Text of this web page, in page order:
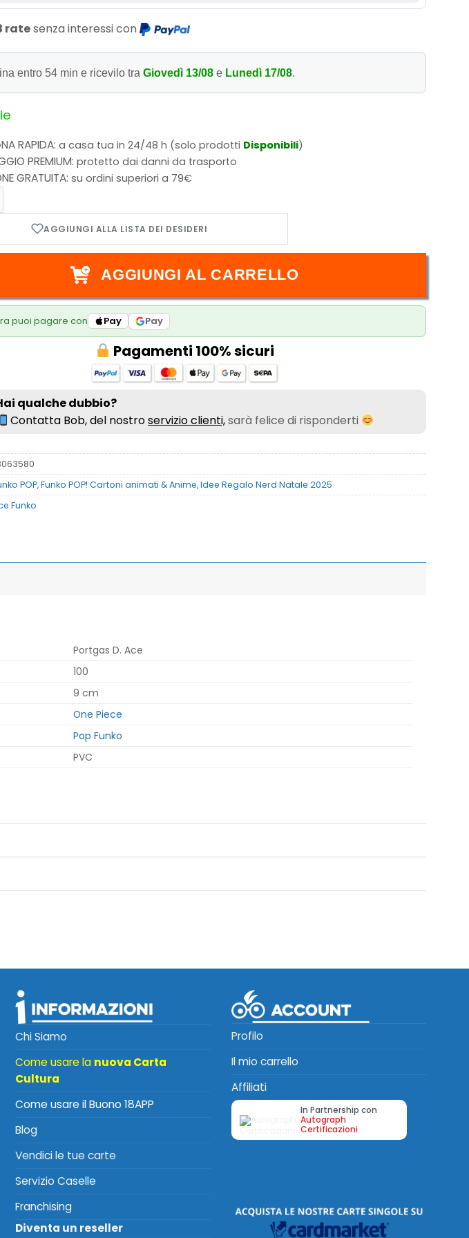
ratesenza interessi con
entro 54 min e ricevilo tra Giovedì 13/08e Lunedì 17/08.
RAPIDA: a casa tua in 24/48 h (solo prodotti Disponibili)
PREMIUM: protetto dai danni da trasporto
GRATUITA: su ordini superiori a 79€
Animation: One Piece - Portgas D. Ace 100 quantità
AGGIUNGI AL CARRELLO
puoi pagare con Pay Pay
Pagamenti 100% sicuri
qualche dubbio?
Contatta Bob, del nostroservizio clienti,sarà felice di risponderti
POP,Funko POP! Cartoni animati & Anime,Idee Regalo Nerd Natale 2025
Funko
Portgas D. Ace
100
9 cm
One Piece
Pop Funko
PVC
Chi Siamo
Come usare la nuova Carta
Cultura
Come usare il Buono 18APP
Blog
Vendici le tue carte
Servizio Caselle
Franchising
Diventa un reseller
Profilo
Il mio carrello
Affiliati
In Partnership con
Autograph
Certificazioni